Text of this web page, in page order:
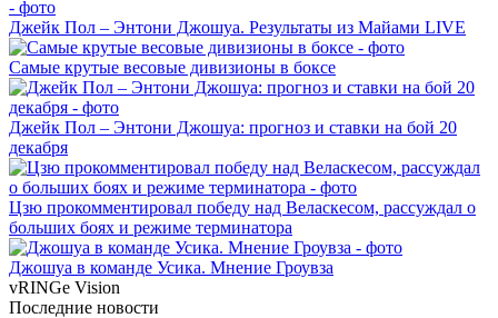
Джейк Пол – Энтони Джошуа. Результаты из Майами LIVE
Самые крутые весовые дивизионы в боксе
Джейк Пол – Энтони Джошуа: прогноз и ставки на бой 20
декабря
Цзю прокомментировал победу над Веласкесом, рассуждал о
больших боях и режиме терминатора
Джошуа в команде Усика. Мнение Гроувза
vRINGe Vision
Последние новости